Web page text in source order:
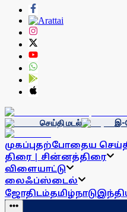
செய்தி மடல் இ-
முகப்புதற்போதைய
திரை | சின்னத்திரை
விளையாட்டு
லைஃப்ஸ்டைல்
ஜோதிடம்தமிழ்நாடு